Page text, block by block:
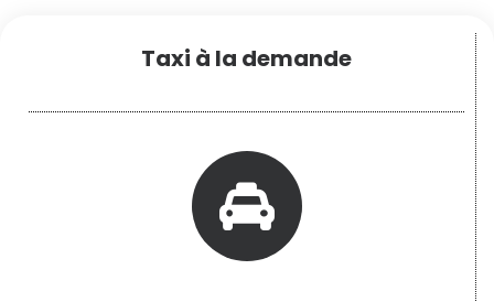
Taxi à la demande